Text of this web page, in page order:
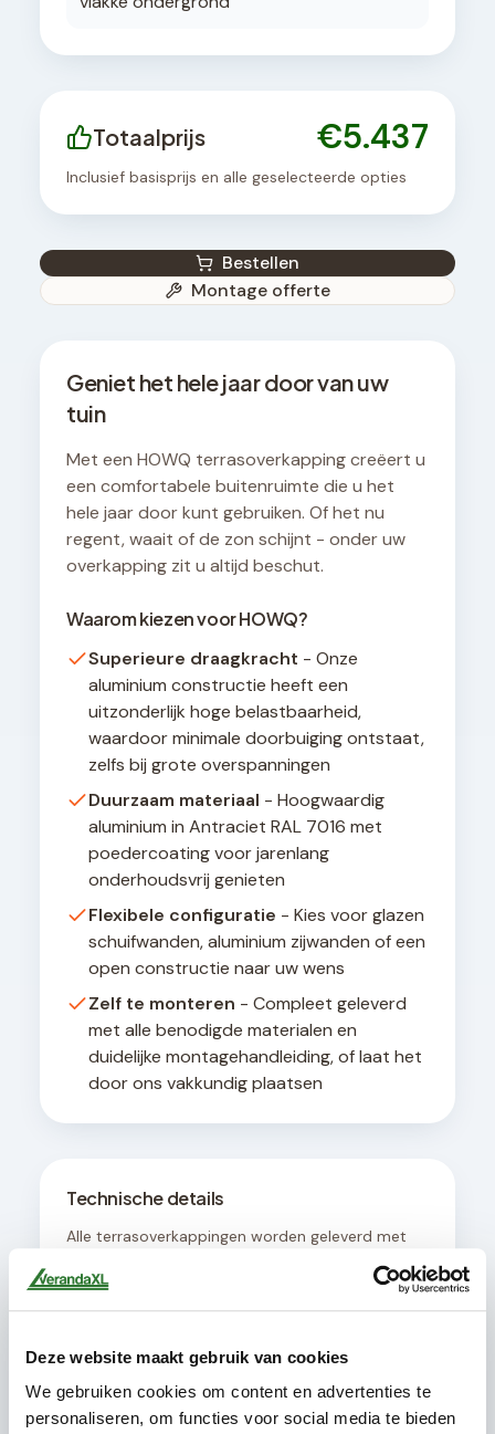
Deze website maakt gebruik van cookies
We gebruiken cookies om content en advertenties te
personaliseren, om functies voor social media te bieden
Totaalprijs €5.437
Inclusief basisprijs en alle geselecteerde opties
Bestellen
Montage offerte
Geniet het hele jaar door van uw
tuin
Met een HOWQ terrasoverkapping creëert u
een comfortabele buitenruimte die u het
hele jaar door kunt gebruiken. Of het nu
regent, waait of de zon schijnt - onder uw
overkapping zit u altijd beschut.
Waarom kiezen voor HOWQ?
Superieure draagkracht - Onze
aluminium constructie heeft een
uitzonderlijk hoge belastbaarheid,
waardoor minimale doorbuiging ontstaat,
zelfs bij grote overspanningen
Duurzaam materiaal - Hoogwaardig
aluminium in Antraciet RAL 7016 met
poedercoating voor jarenlang
onderhoudsvrij genieten
Flexibele configuratie - Kies voor glazen
schuifwanden, aluminium zijwanden of een
open constructie naar uw wens
Zelf te monteren - Compleet geleverd
met alle benodigde materialen en
duidelijke montagehandleiding, of laat het
door ons vakkundig plaatsen
Technische details
Alle terrasoverkappingen worden geleverd met
ontworpen voor een hellingshoek van minimaal 8
muren met een draagvermogen van minimaal
200 kg per strekkende meter.